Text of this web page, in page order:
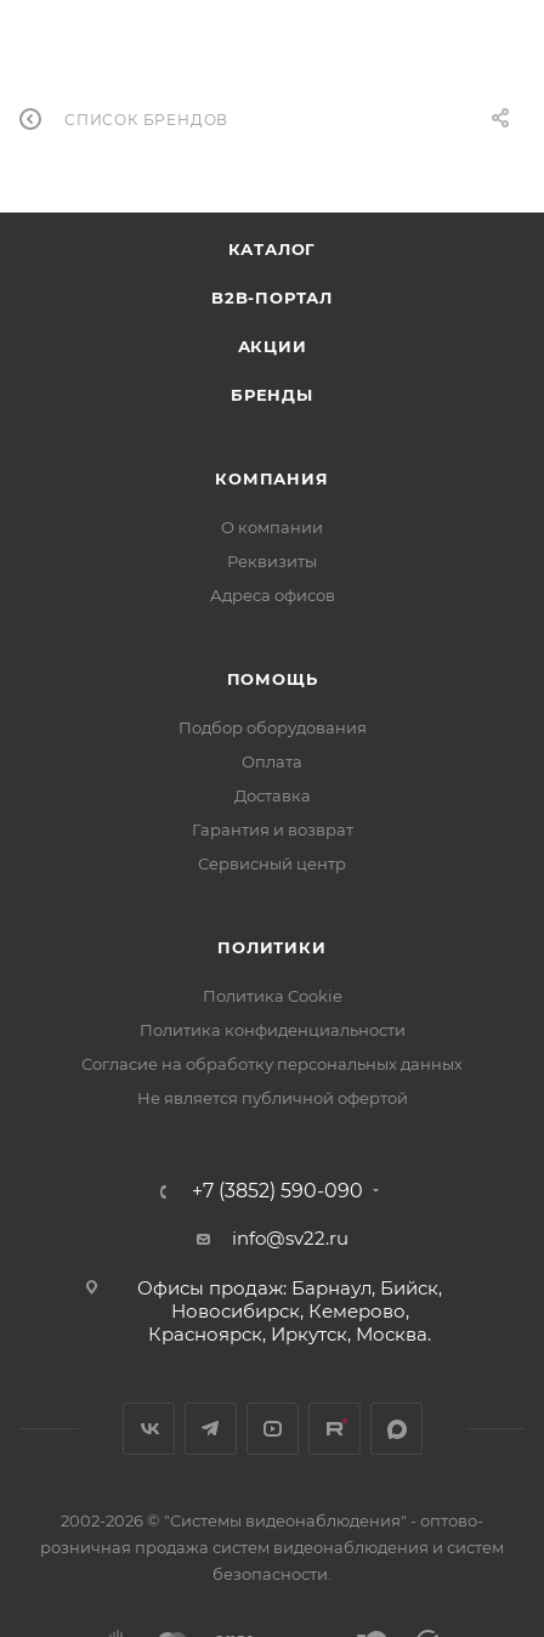
СПИСОК БРЕНДОВ
КАТАЛОГ
B2B-ПОРТАЛ
АКЦИИ
БРЕНДЫ
КОМПАНИЯ
О компании
Реквизиты
Адреса офисов
ПОМОЩЬ
Подбор оборудования
Оплата
Доставка
Гарантия и возврат
Сервисный центр
ПОЛИТИКИ
Политика Cookie
Политика конфиденциальности
Согласие на обработку персональных данных
Не является публичной офертой
+7 (3852) 590-090
info@sv22.ru
Офисы продаж: Барнаул, Бийск,
Новосибирск, Кемерово,
Красноярск, Иркутск, Москва.
2002-2026 © "Системы видеонаблюдения" - оптово-
розничная продажа систем видеонаблюдения и систем
безопасности.